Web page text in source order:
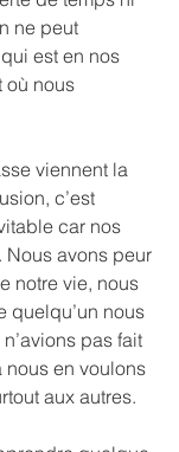
ne peut
est en nos
où nous
viennent la
c’est
car nos
Nous avons peur
notre vie, nous
quelqu’un nous
pas fait
en voulons
aux autres.